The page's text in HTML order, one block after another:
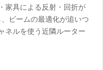
家具による反射・回折が
ビームの最適化が追いつ
ネルを使う近隣ルーター